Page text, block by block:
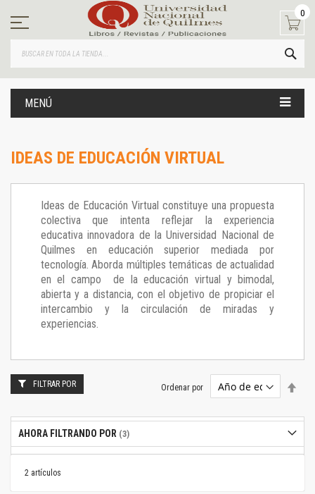
contenido
0
MENÚ
IDEAS DE EDUCACIÓN VIRTUAL
Ideas de Educación Virtual constituye una propuesta
colectiva que intenta reflejar la experiencia
educativa innovadora de la Universidad Nacional de
Quilmes en educación superior mediada por
tecnología. Aborda múltiples temáticas de actualidad
en el campo de la educación virtual y bimodal,
abierta y a distancia, con el objetivo de propiciar el
intercambio y la circulación de miradas y
experiencias.
2 artículos
Ordenar por
FILTRAR POR
AHORA FILTRANDO POR